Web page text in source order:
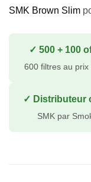
SMK Brown Slim
✓ 500 + 100
600 filtres au prix
✓ Distributeur
SMK par